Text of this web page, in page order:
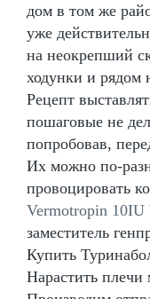
дом в том же
уже
на неокрепший
ходунки и рядом
Рецепт
пошаговые не
попробовав,
Их можно по-
провоцировать
Vermotropin 10IU
заместитель
Купить
Нарастить плечи